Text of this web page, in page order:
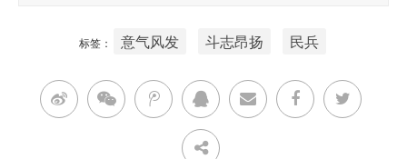
标签： 意气风发 斗志昂扬 民兵